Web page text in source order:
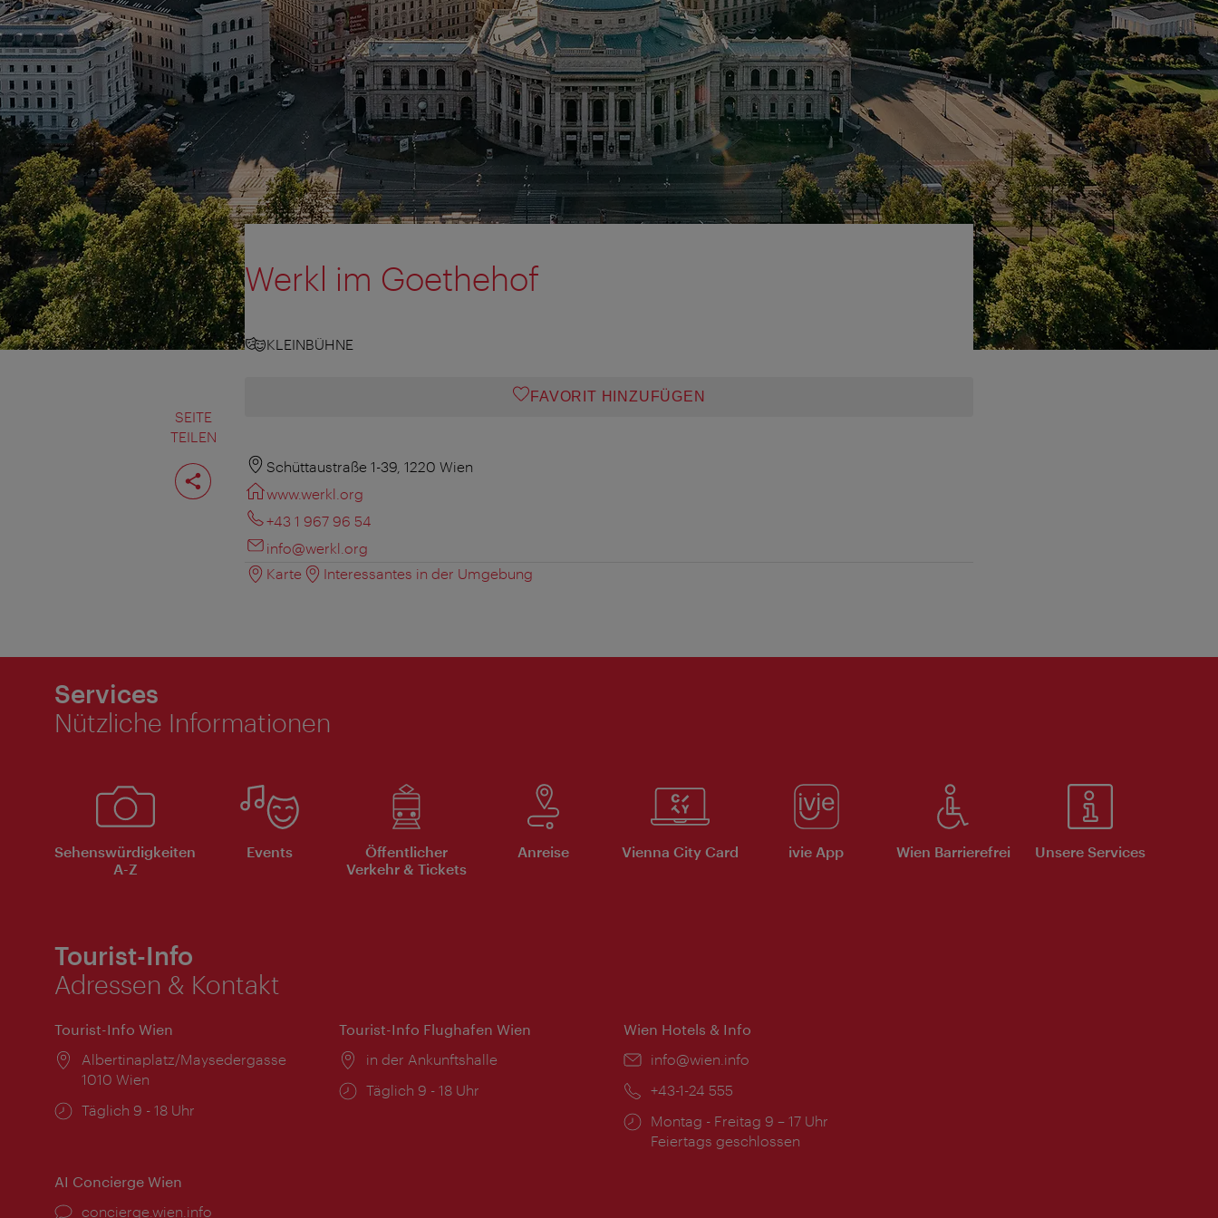
SEITE
TEILEN
Seite
teilen
Werkl im Goethehof
KLEINBÜHNE
FAVORIT HINZUFÜGEN
Schüttaustraße 1-39, 1220 Wien
www.werkl.org
+43 1 967 96 54
info@werkl.org
Karte
Interessantes in der Umgebung
Services
Nützliche Informationen
Sehenswürdigkeiten
A-Z
Events
Öffentlicher
Verkehr & Tickets
Anreise Vienna City Card ivie App Wien Barrierefrei Unsere Services
Tourist-Info
Adressen & Kontakt
Tourist-Info Wien
Ort:
Albertinaplatz/Maysedergasse
1010 Wien
Öffnungszeiten:
Täglich 9 - 18 Uhr
Tourist-Info Flughafen Wien
Ort:
in der Ankunftshalle
Öffnungszeiten:
Täglich 9 - 18 Uhr
Wien Hotels & Info
Email:
info@wien.info
Telefon:
+43-1-24 555
Öffnungszeiten:
Montag - Freitag 9 – 17 Uhr
Feiertags geschlossen
AI Concierge Wien
Ort:
concierge.wien.info